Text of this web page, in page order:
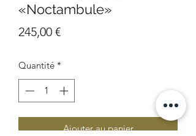
«Noctambule»
245,00 €Prix
Quantité *
Ajouter au panier